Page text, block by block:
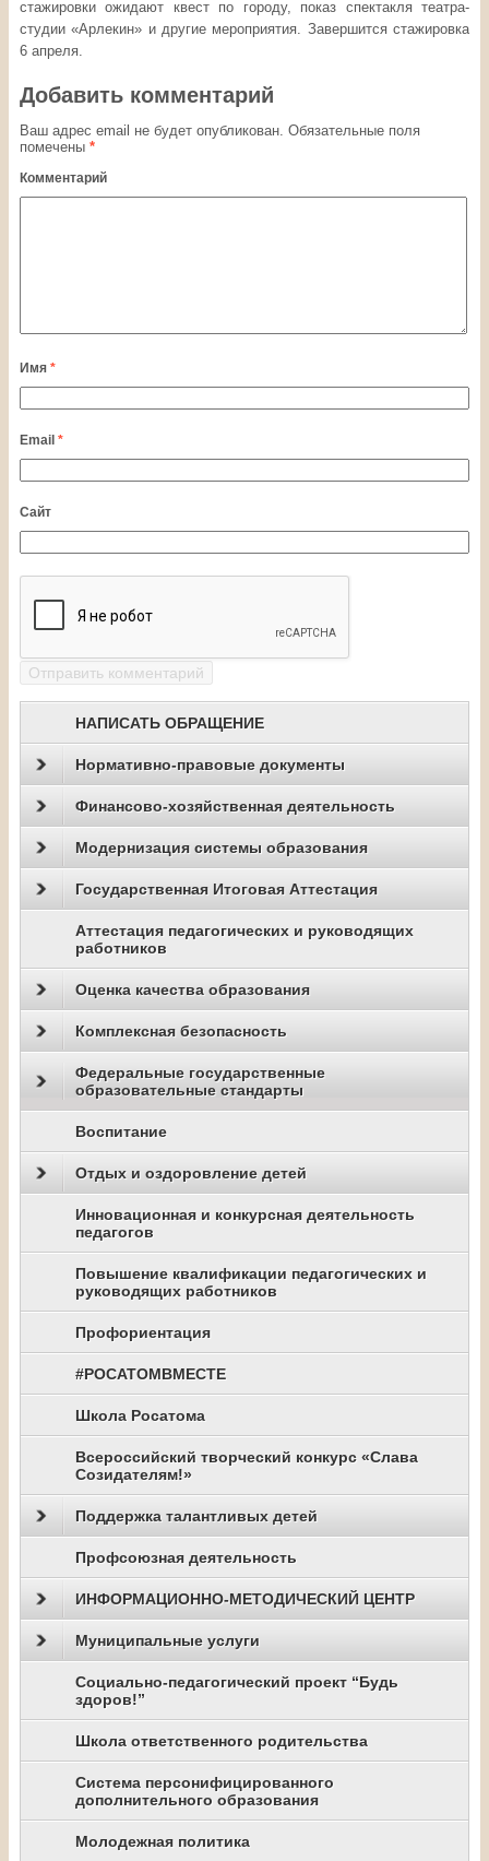
стажировки ожидают квест по городу, показ спектакля театра-
студии «Арлекин» и другие мероприятия. Завершится стажировка
6 апреля.
Добавить комментарий
Ваш адрес email не будет опубликован. Обязательные поля
помечены *
Комментарий
Имя *
Email *
Сайт
НАПИСАТЬ ОБРАЩЕНИЕ
Нормативно-правовые документы
Финансово-хозяйственная деятельность
Модернизация системы образования
Государственная Итоговая Аттестация
Аттестация педагогических и руководящих
работников
Оценка качества образования
Комплексная безопасность
Федеральные государственные
образовательные стандарты
Воспитание
Отдых и оздоровление детей
Инновационная и конкурсная деятельность
педагогов
Повышение квалификации педагогических и
руководящих работников
Профориентация
#РОСАТОМВМЕСТЕ
Школа Росатома
Всероссийский творческий конкурс «Слава
Созидателям!»
Поддержка талантливых детей
Профсоюзная деятельность
ИНФОРМАЦИОННО-МЕТОДИЧЕСКИЙ ЦЕНТР
Муниципальные услуги
Социально-педагогический проект “Будь
здоров!”
Школа ответственного родительства
Система персонифицированного
дополнительного образования
Молодежная политика